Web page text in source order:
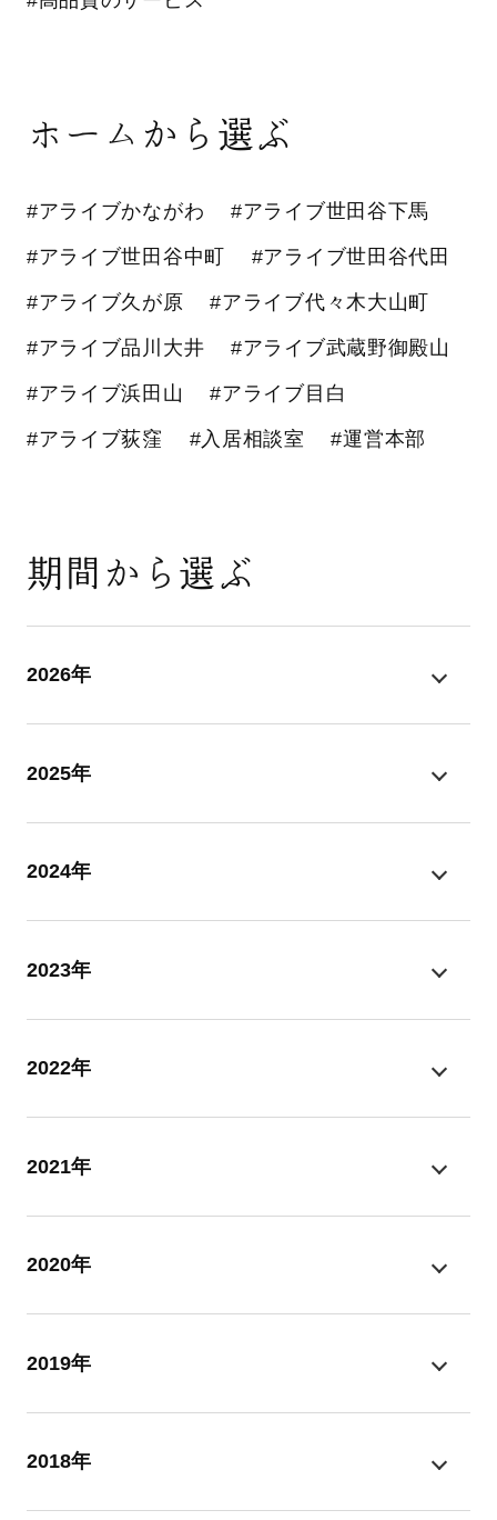
ホームから選ぶ
#アライブかながわ #アライブ世田谷下馬
#アライブ世田谷中町 #アライブ世田谷代田
#アライブ久が原 #アライブ代々木大山町
#アライブ品川大井 #アライブ武蔵野御殿山
#アライブ浜田山 #アライブ目白
#アライブ荻窪 #入居相談室 #運営本部
期間から選ぶ
2026年
2025年
2024年
2023年
2022年
2021年
2020年
2019年
2018年